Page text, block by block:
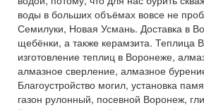
воды в больших объёмах вовсе не
Семилуки, Новая Усмань. Доставка в
щебёнки, а также керамзита. Теплица
изготовление теплиц в Воронеже,
алмазное сверление, алмазное
Благоустройство могил, установка
газон рулонный, посевной Воронеж,